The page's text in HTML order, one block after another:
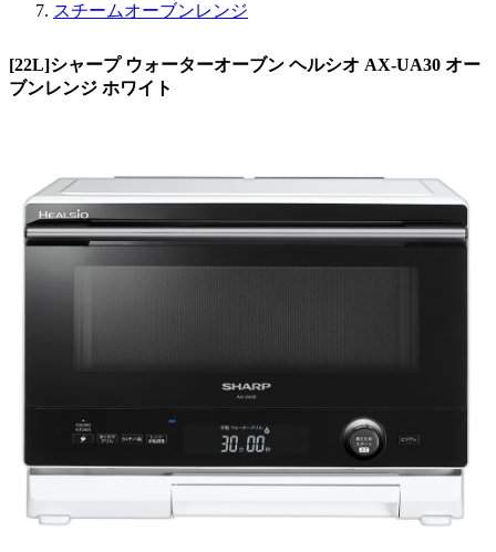
スチームオーブンレンジ
[22L]シャープ ウォーターオーブン ヘルシオ AX-UA30 オー
ブンレンジ ホワイト